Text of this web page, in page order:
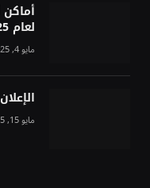
لعام 2025
مايو 4, 2025
مايو 15, 2025